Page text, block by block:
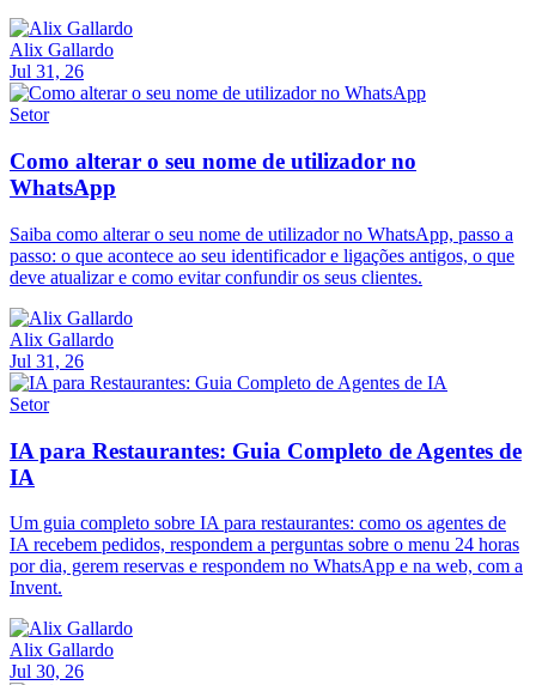
Alix Gallardo
Jul 31, 26
Setor
Como alterar o seu nome de utilizador no
WhatsApp
Saiba como alterar o seu nome de utilizador no WhatsApp, passo a
passo: o que acontece ao seu identificador e ligações antigos, o que
deve atualizar e como evitar confundir os seus clientes.
Alix Gallardo
Jul 31, 26
Setor
IA para Restaurantes: Guia Completo de Agentes de
IA
Um guia completo sobre IA para restaurantes: como os agentes de
IA recebem pedidos, respondem a perguntas sobre o menu 24 horas
por dia, gerem reservas e respondem no WhatsApp e na web, com a
Invent.
Alix Gallardo
Jul 30, 26